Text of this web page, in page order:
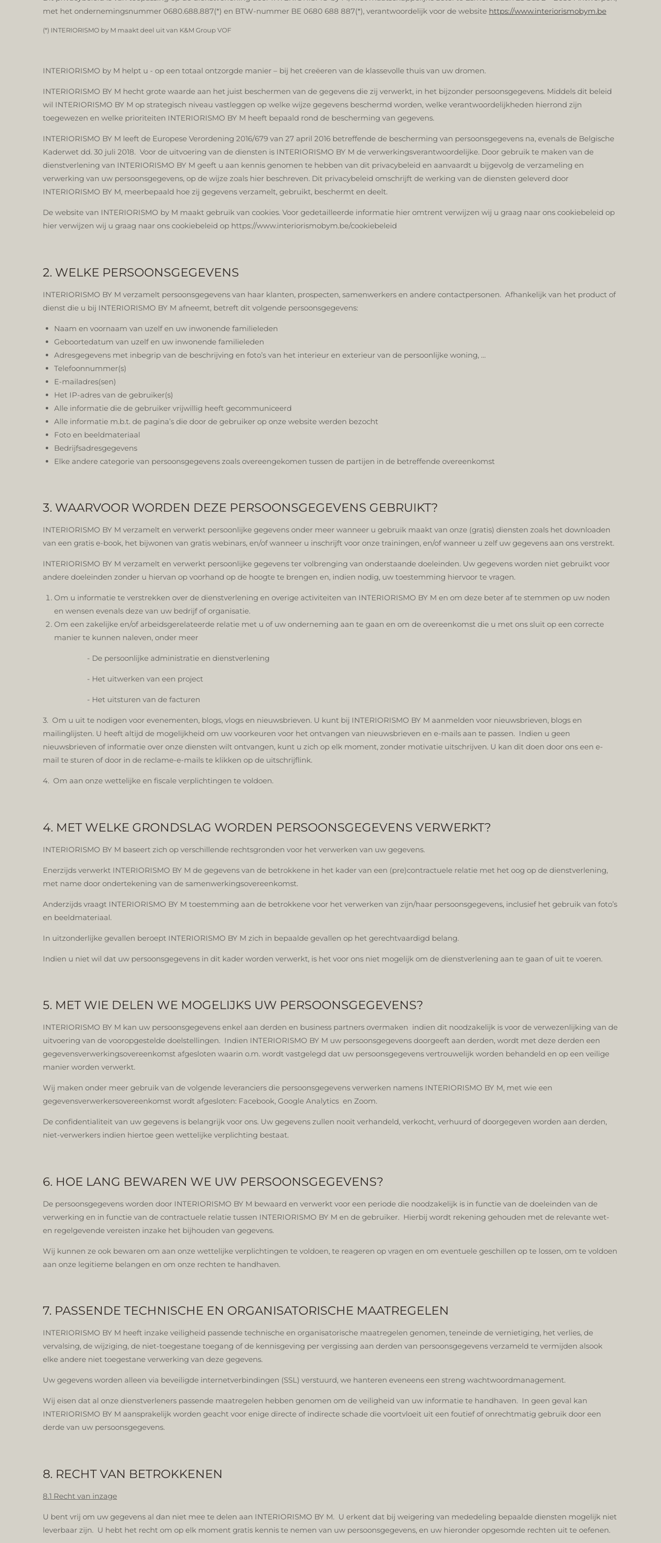
met het ondernemingsnummer 0680.688.887(*) en BTW-nummer BE 0680 688 887(*), verantwoordelijk voor de website https://www.interiorismobym.be
(*) INTERIORISMO by M maakt deel uit van K&M Group VOF
INTERIORISMO by M helpt u - op een totaal ontzorgde manier – bij het creëeren van de klassevolle thuis van uw dromen.
INTERIORISMO BY M hecht grote waarde aan het juist beschermen van de gegevens die zij verwerkt, in het bijzonder persoonsgegevens. Middels dit beleid
wil INTERIORISMO BY M op strategisch niveau vastleggen op welke wijze gegevens beschermd worden, welke verantwoordelijkheden hierrond zijn
toegewezen en welke prioriteiten INTERIORISMO BY M heeft bepaald rond de bescherming van gegevens.
INTERIORISMO BY M leeft de Europese Verordening 2016/679 van 27 april 2016 betreffende de bescherming van persoonsgegevens na, evenals de Belgische
Kaderwet dd. 30 juli 2018. Voor de uitvoering van de diensten is INTERIORISMO BY M de verwerkingsverantwoordelijke. Door gebruik te maken van de
dienstverlening van INTERIORISMO BY M geeft u aan kennis genomen te hebben van dit privacybeleid en aanvaardt u bijgevolg de verzameling en
verwerking van uw persoonsgegevens, op de wijze zoals hier beschreven. Dit privacybeleid omschrijft de werking van de diensten geleverd door
INTERIORISMO BY M, meerbepaald hoe zij gegevens verzamelt, gebruikt, beschermt en deelt.
De website van INTERIORISMO by M maakt gebruik van cookies. Voor gedetailleerde informatie hier omtrent verwijzen wij u graag naar ons cookiebeleid op
hier verwijzen wij u graag naar ons cookiebeleid op https://www.interiorismobym.be/cookiebeleid
2. WELKE PERSOONSGEGEVENS
INTERIORISMO BY M verzamelt persoonsgegevens van haar klanten, prospecten, samenwerkers en andere contactpersonen. Afhankelijk van het product of
dienst die u bij INTERIORISMO BY M afneemt, betreft dit volgende persoonsgegevens:
Naam en voornaam van uzelf en uw inwonende familieleden
Geboortedatum van uzelf en uw inwonende familieleden
Adresgegevens met inbegrip van de beschrijving en foto’s van het interieur en exterieur van de persoonlijke woning, …
Telefoonnummer(s)
E-mailadres(sen)
Het IP-adres van de gebruiker(s)
Alle informatie die de gebruiker vrijwillig heeft gecommuniceerd
Alle informatie m.b.t. de pagina’s die door de gebruiker op onze website werden bezocht
Foto en beeldmateriaal
Bedrijfsadresgegevens
Elke andere categorie van persoonsgegevens zoals overeengekomen tussen de partijen in de betreffende overeenkomst
3. WAARVOOR WORDEN DEZE PERSOONSGEGEVENS GEBRUIKT?
INTERIORISMO BY M verzamelt en verwerkt persoonlijke gegevens onder meer wanneer u gebruik maakt van onze (gratis) diensten zoals het downloaden
van een gratis e-book, het bijwonen van gratis webinars, en/of wanneer u inschrijft voor onze trainingen, en/of wanneer u zelf uw gegevens aan ons verstrekt.
INTERIORISMO BY M verzamelt en verwerkt persoonlijke gegevens ter volbrenging van onderstaande doeleinden. Uw gegevens worden niet gebruikt voor
andere doeleinden zonder u hiervan op voorhand op de hoogte te brengen en, indien nodig, uw toestemming hiervoor te vragen.
Om u informatie te verstrekken over de dienstverlening en overige activiteiten van INTERIORISMO BY M en om deze beter af te stemmen op uw noden
en wensen evenals deze van uw bedrijf of organisatie.
Om een zakelijke en/of arbeidsgerelateerde relatie met u of uw onderneming aan te gaan en om de overeenkomst die u met ons sluit op een correcte
manier te kunnen naleven, onder meer
- De persoonlijke administratie en dienstverlening
- Het uitwerken van een project
- Het uitsturen van de facturen
3. Om u uit te nodigen voor evenementen, blogs, vlogs en nieuwsbrieven. U kunt bij INTERIORISMO BY M aanmelden voor nieuwsbrieven, blogs en
mailinglijsten. U heeft altijd de mogelijkheid om uw voorkeuren voor het ontvangen van nieuwsbrieven en e-mails aan te passen. Indien u geen
nieuwsbrieven of informatie over onze diensten wilt ontvangen, kunt u zich op elk moment, zonder motivatie uitschrijven. U kan dit doen door ons een e-
mail te sturen of door in de reclame-e-mails te klikken op de uitschrijflink.
4. Om aan onze wettelijke en fiscale verplichtingen te voldoen.
4. MET WELKE GRONDSLAG WORDEN PERSOONSGEGEVENS VERWERKT?
INTERIORISMO BY M baseert zich op verschillende rechtsgronden voor het verwerken van uw gegevens.
Enerzijds verwerkt INTERIORISMO BY M de gegevens van de betrokkene in het kader van een (pre)contractuele relatie met het oog op de dienstverlening,
met name door ondertekening van de samenwerkingsovereenkomst.
Anderzijds vraagt INTERIORISMO BY M toestemming aan de betrokkene voor het verwerken van zijn/haar persoonsgegevens, inclusief het gebruik van foto’s
en beeldmateriaal.
In uitzonderlijke gevallen beroept INTERIORISMO BY M zich in bepaalde gevallen op het gerechtvaardigd belang.
Indien u niet wil dat uw persoonsgegevens in dit kader worden verwerkt, is het voor ons niet mogelijk om de dienstverlening aan te gaan of uit te voeren.
5. MET WIE DELEN WE MOGELIJKS UW PERSOONSGEGEVENS?
INTERIORISMO BY M kan uw persoonsgegevens enkel aan derden en business partners overmaken indien dit noodzakelijk is voor de verwezenlijking van de
uitvoering van de vooropgestelde doelstellingen. Indien INTERIORISMO BY M uw persoonsgegevens doorgeeft aan derden, wordt met deze derden een
gegevensverwerkingsovereenkomst afgesloten waarin o.m. wordt vastgelegd dat uw persoonsgegevens vertrouwelijk worden behandeld en op een veilige
manier worden verwerkt.
Wij maken onder meer gebruik van de volgende leveranciers die persoonsgegevens verwerken namens INTERIORISMO BY M, met wie een
gegevensverwerkersovereenkomst wordt afgesloten: Facebook, Google Analytics en Zoom.
De confidentialiteit van uw gegevens is belangrijk voor ons. Uw gegevens zullen nooit verhandeld, verkocht, verhuurd of doorgegeven worden aan derden,
niet-verwerkers indien hiertoe geen wettelijke verplichting bestaat.
6. HOE LANG BEWAREN WE UW PERSOONSGEGEVENS?
De persoonsgegevens worden door INTERIORISMO BY M bewaard en verwerkt voor een periode die noodzakelijk is in functie van de doeleinden van de
verwerking en in functie van de contractuele relatie tussen INTERIORISMO BY M en de gebruiker. Hierbij wordt rekening gehouden met de relevante wet-
en regelgevende vereisten inzake het bijhouden van gegevens.
Wij kunnen ze ook bewaren om aan onze wettelijke verplichtingen te voldoen, te reageren op vragen en om eventuele geschillen op te lossen, om te voldoen
aan onze legitieme belangen en om onze rechten te handhaven.
7. PASSENDE TECHNISCHE EN ORGANISATORISCHE MAATREGELEN
INTERIORISMO BY M heeft inzake veiligheid passende technische en organisatorische maatregelen genomen, teneinde de vernietiging, het verlies, de
vervalsing, de wijziging, de niet-toegestane toegang of de kennisgeving per vergissing aan derden van persoonsgegevens verzameld te vermijden alsook
elke andere niet toegestane verwerking van deze gegevens.
Uw gegevens worden alleen via beveiligde internetverbindingen (SSL) verstuurd, we hanteren eveneens een streng wachtwoordmanagement.
Wij eisen dat al onze dienstverleners passende maatregelen hebben genomen om de veiligheid van uw informatie te handhaven. In geen geval kan
INTERIORISMO BY M aansprakelijk worden geacht voor enige directe of indirecte schade die voortvloeit uit een foutief of onrechtmatig gebruik door een
derde van uw persoonsgegevens.
8. RECHT VAN BETROKKENEN
8.1 Recht van inzage
U bent vrij om uw gegevens al dan niet mee te delen aan INTERIORISMO BY M. U erkent dat bij weigering van mededeling bepaalde diensten mogelijk niet
leverbaar zijn. U hebt het recht om op elk moment gratis kennis te nemen van uw persoonsgegevens, en uw hieronder opgesomde rechten uit te oefenen.